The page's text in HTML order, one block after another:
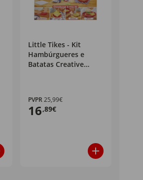
Little Tikes - Kit
Hambúrgueres e
Batatas Creative
PVPR25,99€
16,89€